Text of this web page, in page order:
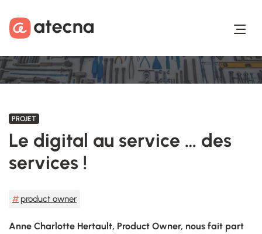
PROJET
Le digital au service … des
services !
product owner
Anne Charlotte Hertault, Product Owner, nous fait part